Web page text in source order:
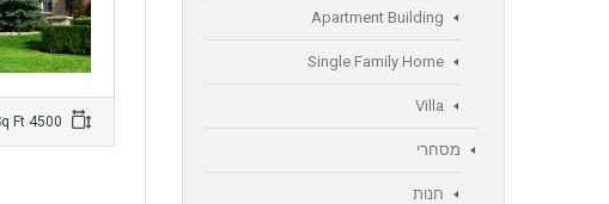
Apartment Building
Single Family Home
Villa
מסחרי
חנות